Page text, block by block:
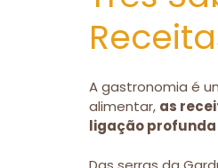
A gastronomia é
alimentar, as
ligação